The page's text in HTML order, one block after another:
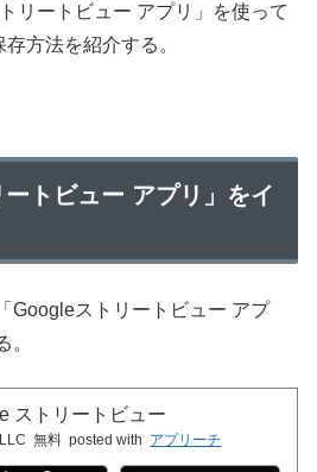
リートビュー アプリ」を使って
方法を紹介する。
ートビュー アプリ」をイ
Googleストリートビュー アプ
。
ストリートビュー
無料 posted with アプリーチ